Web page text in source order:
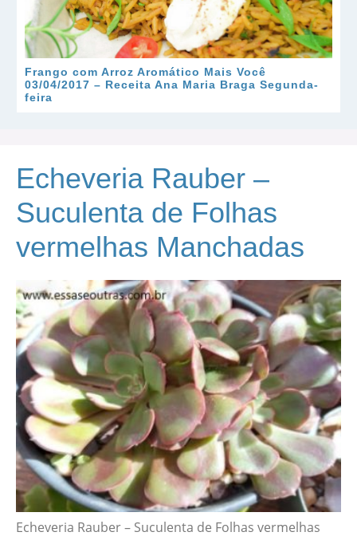
Frango com Arroz Aromático Mais Você
03/04/2017 – Receita Ana Maria Braga Segunda-
feira
Echeveria Rauber –
Suculenta de Folhas
vermelhas Manchadas
Echeveria Rauber – Suculenta de Folhas vermelhas